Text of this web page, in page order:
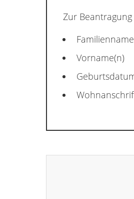
Zur
Familienname
Vorname(n)